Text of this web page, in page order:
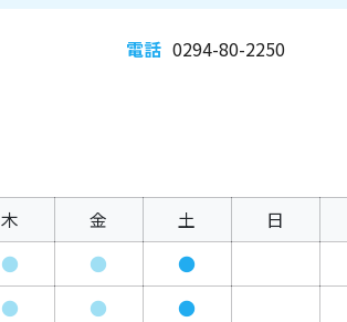
電話 0294-80-2250
木 金 土 日
● ● ●
● ● ●